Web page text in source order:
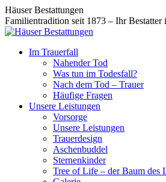
Zum
Inhalt
springen
Facebook
page
opens
new
Instagram
page
opens
new
Häuser Bestattungen
Familientradition seit 1873 – Ihr Bestatter
Im Trauerfall
Nahender Tod
Was tun im Todesfall?
Nach dem Tod – Trauer
Häufige Fragen
Unsere Leistungen
Vorsorge
Unsere Leistungen
Trauerdesign
Aschenbuddel
Sternenkinder
Tree of Life – der Baum des